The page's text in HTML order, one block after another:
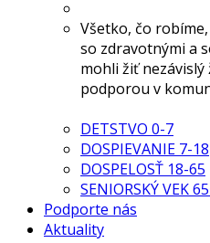
Všetko, čo
so zdravotnými a
mohli žiť
podporou v
DETSTVO 0-7
DOSPIEVANIE 7-18
DOSPELOSŤ 18-65
SENIORSKÝ VEK
Podporte nás
Aktuality